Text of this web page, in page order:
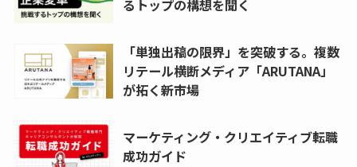
るトップの構想を聞く
「単独出稿の限界」を突破する。複数
リテール横断メディア「ARUTANA」
が拓く新市場
マーケティング・クリエイティブ転職
成功ガイド